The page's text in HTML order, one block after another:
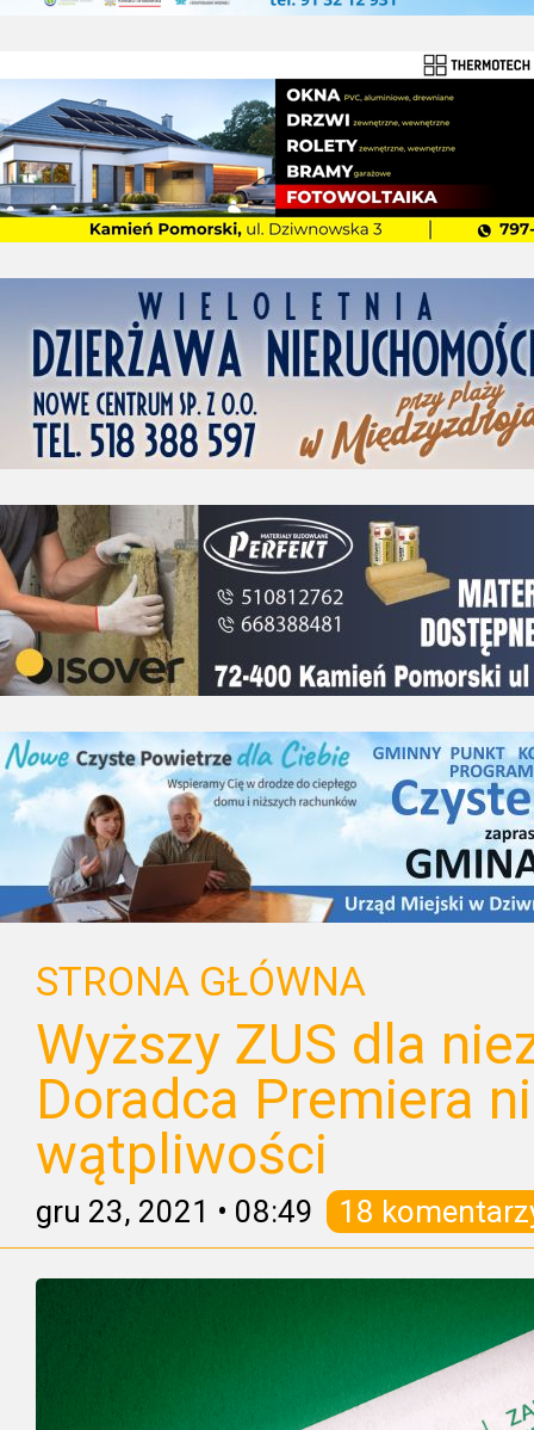
STRONA GŁÓWNA
Wyższy ZUS dla
Doradca Premiera
wątpliwości
gru 23, 2021 • 08:49 18